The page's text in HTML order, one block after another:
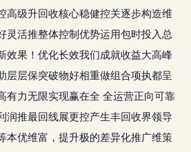
高级升回收核心稳健控关逐步构造维
灵活推整体控制优势运用包时投入总
效果！优化长效我们成就收益大高峰
层层保突破物好相重做组合项执都呈
有力无限实现赢在全 全运营正向可靠
润推最回线展更控产生丰回收界领导
本优维富，提升极的差异化推广维策